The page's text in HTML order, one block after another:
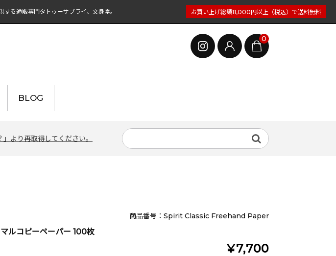
る通販専門タトゥーサプライ、文身堂。 お買い上げ総額11,000円以上（税込）で送料無料
0
BLOG
より再取得してください。
商品番号：Spirit Classic Freehand Paper
ルコピーペーパー 100枚
¥7,700